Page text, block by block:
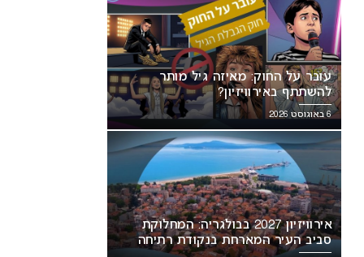
עובר על החוק: מאיזה גיל מותר
להשתתף באירוויזיון?
6 באוגוסט 2026
אירוויזיון 2027 בבולגריה: המחלוקת
סביב העיר המארחת בנקודת רתיחה